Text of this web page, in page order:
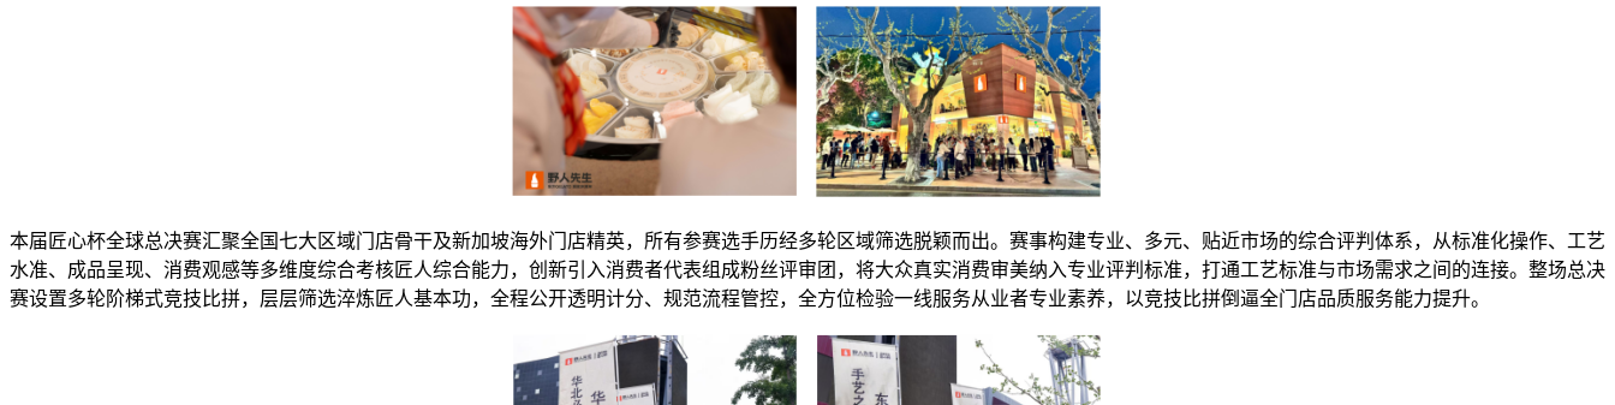
本届匠心杯全球总决赛汇聚全国七大区域门店骨干及新加坡海外门店精英，所有参赛选手历经多轮区域筛选脱颖而出。赛事构建专业、多元、贴近市场的综合评判体系，从标准化操作、工艺
水准、成品呈现、消费观感等多维度综合考核匠人综合能力，创新引入消费者代表组成粉丝评审团，将大众真实消费审美纳入专业评判标准，打通工艺标准与市场需求之间的连接。整场总决
赛设置多轮阶梯式竞技比拼，层层筛选淬炼匠人基本功，全程公开透明计分、规范流程管控，全方位检验一线服务从业者专业素养，以竞技比拼倒逼全门店品质服务能力提升。